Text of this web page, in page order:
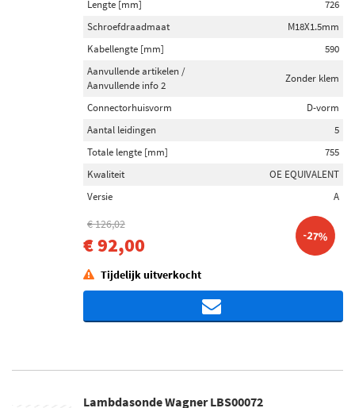
Lengte [mm]
726
Schroefdraadmaat
M18X1.5mm
Kabellengte [mm]
590
Aanvullende artikelen /
Aanvullende info 2
Zonder klem
Connectorhuisvorm
D-vorm
Aantal leidingen
5
Totale lengte [mm]
755
Kwaliteit
OE EQUIVALENT
Versie
A
€ 126,02
€ 92,00 -27%
Tijdelijk uitverkocht
Lambdasonde Wagner LBS00072